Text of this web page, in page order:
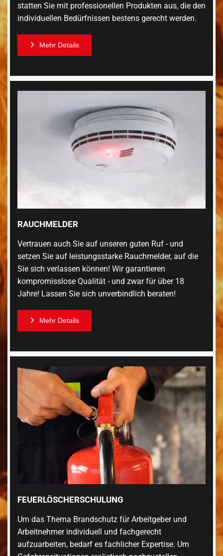
statten Sie mit professionellen Produkten aus, die den
individuellen Bedürfnissen bestens gerecht werden.
Mehr Details
RAUCHMELDER
Vertrauen auch Sie auf unseren guten Ruf - und
setzen Sie auf leistungsstarke Rauchmelder, auf die
Sie sich verlassen können! Wir garantieren
kompromisslose Qualität - und zwar für über 18
Jahre! Lassen Sie sich unverbindlich beraten!
Mehr Details
FEUERLÖSCHERSCHULUNG
Um das Thema Brandschutz für Arbeitgeber und
Arbeitnehmer individuell und fachgerecht
aufzuarbeiten, bedarf es fachlicher Expertise. Um